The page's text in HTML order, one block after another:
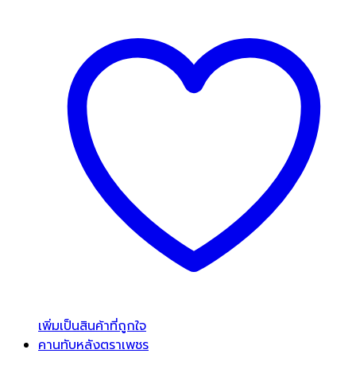
เพิ่มเป็นสินค้าที่ถูกใจ
คานทับหลังตราเพชร